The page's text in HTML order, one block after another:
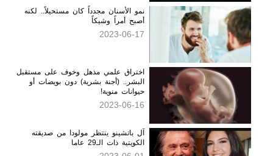
نمو الأسنان مجدداً كان مستحيلاً.. لكنه
أصبح أمراً وشيكاً
2023-06-17
اختراق علمي مذهل وخوف على مستقبل
البشر.. (أجنة بشرية) دون بويضات أو
حيوانات منوية!
2023-06-16
آل باتشينو ينتظر مولودا من صديقته
الكويتية ذات الـ29 عاما